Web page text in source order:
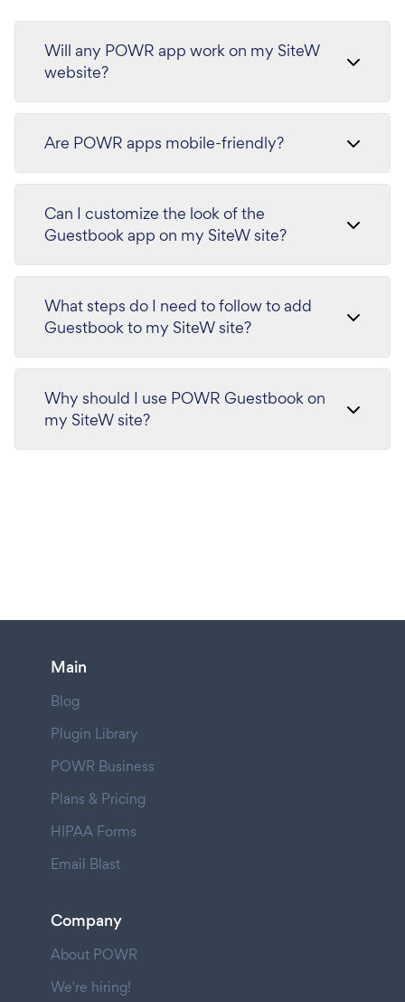
Will any POWR app work on my SiteW
website?
Are POWR apps mobile-friendly?
Can I customize the look of the
Guestbook app on my SiteW site?
What steps do I need to follow to add
Guestbook to my SiteW site?
Why should I use POWR Guestbook on
my SiteW site?
Main
Blog
Plugin Library
POWR Business
Plans & Pricing
HIPAA Forms
Email Blast
Company
About POWR
We're hiring!